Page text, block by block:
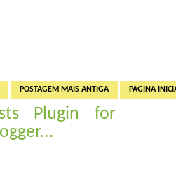
POSTAGEM MAIS ANTIGA PÁGINA